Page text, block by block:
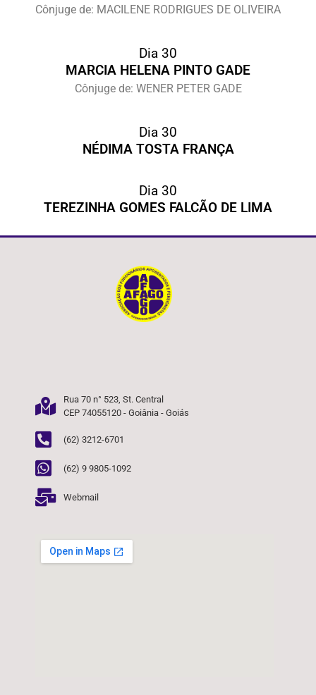
Cônjuge de: MACILENE RODRIGUES DE OLIVEIRA
Dia 30
MARCIA HELENA PINTO GADE
Cônjuge de: WENER PETER GADE
Dia 30
NÉDIMA TOSTA FRANÇA
Dia 30
TEREZINHA GOMES FALCÃO DE LIMA
Rua 70 n° 523, St. Central
CEP 74055120 - Goiânia - Goiás
(62) 3212-6701
(62) 9 9805-1092
Webmail